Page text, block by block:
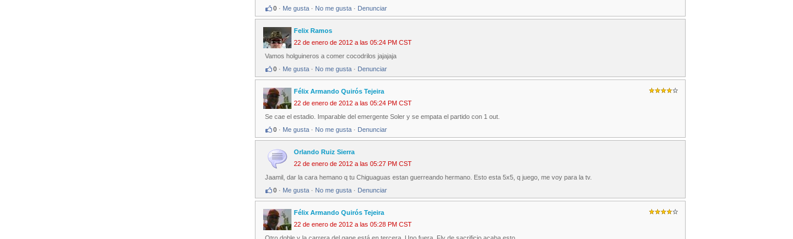
0 · Me gusta · No me gusta · Denunciar
Felix Ramos
22 de enero de 2012 a las 05:24 PM CST
Vamos holguineros a comer cocodrilos jajajaja
0 · Me gusta · No me gusta · Denunciar
Félix Armando Quirós Tejeira
22 de enero de 2012 a las 05:24 PM CST
Se cae el estadio. Imparable del emergente Soler y se empata el partido con 1 out.
0 · Me gusta · No me gusta · Denunciar
Orlando Ruiz Sierra
22 de enero de 2012 a las 05:27 PM CST
Jaamil, dar la cara hemano q tu Chiguaguas estan guerreando hermano. Esto esta 5x5, q juego, me voy para la tv.
0 · Me gusta · No me gusta · Denunciar
Félix Armando Quirós Tejeira
22 de enero de 2012 a las 05:28 PM CST